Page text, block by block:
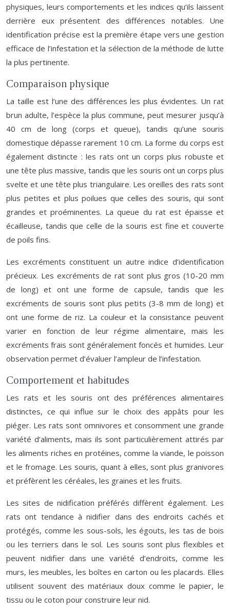
physiques, leurs comportements et les indices qu’ils laissent
derrière eux présentent des différences notables. Une
identification précise est la première étape vers une gestion
efficace de l’infestation et la sélection de la méthode de lutte
la plus pertinente.
Comparaison physique
La taille est l’une des différences les plus évidentes. Un rat
brun adulte, l’espèce la plus commune, peut mesurer jusqu’à
40 cm de long (corps et queue), tandis qu’une souris
domestique dépasse rarement 10 cm. La forme du corps est
également distincte : les rats ont un corps plus robuste et
une tête plus massive, tandis que les souris ont un corps plus
svelte et une tête plus triangulaire. Les oreilles des rats sont
plus petites et plus poilues que celles des souris, qui sont
grandes et proéminentes. La queue du rat est épaisse et
écailleuse, tandis que celle de la souris est fine et couverte
de poils fins.
Les excréments constituent un autre indice d’identification
précieux. Les excréments de rat sont plus gros (10-20 mm
de long) et ont une forme de capsule, tandis que les
excréments de souris sont plus petits (3-8 mm de long) et
ont une forme de riz. La couleur et la consistance peuvent
varier en fonction de leur régime alimentaire, mais les
excréments frais sont généralement foncés et humides. Leur
observation permet d’évaluer l’ampleur de l’infestation.
Comportement et habitudes
Les rats et les souris ont des préférences alimentaires
distinctes, ce qui influe sur le choix des appâts pour les
piéger. Les rats sont omnivores et consomment une grande
variété d’aliments, mais ils sont particulièrement attirés par
les aliments riches en protéines, comme la viande, le poisson
et le fromage. Les souris, quant à elles, sont plus granivores
et préfèrent les céréales, les graines et les fruits.
Les sites de nidification préférés diffèrent également. Les
rats ont tendance à nidifier dans des endroits cachés et
protégés, comme les sous-sols, les égouts, les tas de bois
ou les terriers dans le sol. Les souris sont plus flexibles et
peuvent nidifier dans une variété d’endroits, comme les
murs, les meubles, les boîtes en carton ou les placards. Elles
utilisent souvent des matériaux doux comme le papier, le
tissu ou le coton pour construire leur nid.